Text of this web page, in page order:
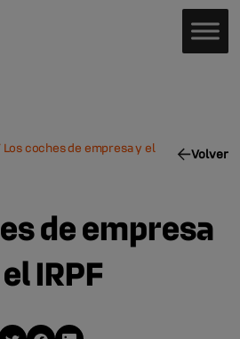
Los coches de empresa y el
Volver
de empresa
IRPF